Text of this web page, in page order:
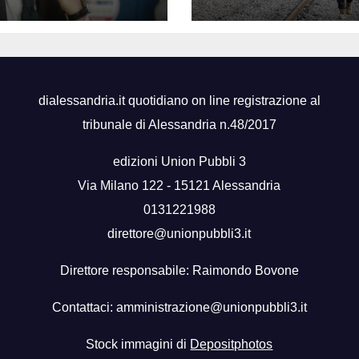
precedenti”
zona
dialessandria.it quotidiano on line registrazione al
tribunale di Alessandria n.48/2017
edizioni Union Pubbli 3
Via Milano 122 - 15121 Alessandria
0131221988
direttore@unionpubbli3.it
Direttore responsabile: Raimondo Bovone
Contattaci: amministrazione@unionpubbli3.it
Stock immagini di Depositphotos